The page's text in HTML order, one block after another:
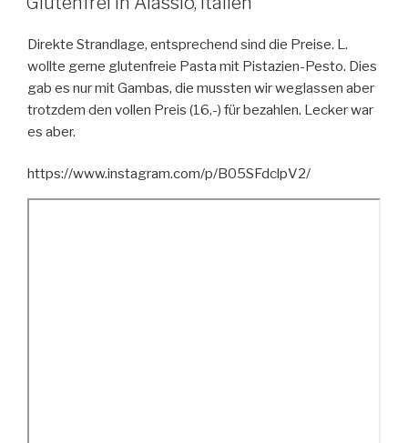
Direkte Strandlage, entsprechend sind die Preise. L.
wollte gerne glutenfreie Pasta mit Pistazien-Pesto. Dies
gab es nur mit Gambas, die mussten wir weglassen aber
trotzdem den vollen Preis (16,-) für bezahlen. Lecker war
es aber.
https://www.instagram.com/p/B05SFdclpV2/